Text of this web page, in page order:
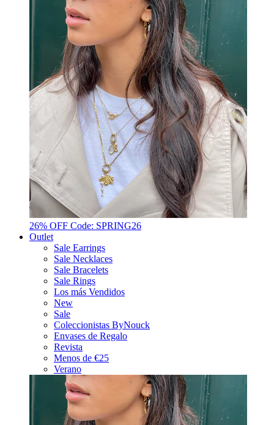
26% OFF Code: SPRING26
Outlet
Sale Earrings
Sale Necklaces
Sale Bracelets
Sale Rings
Los más Vendidos
New
Sale
Coleccionistas ByNouck
Envases de Regalo
Revista
Menos de €25
Verano